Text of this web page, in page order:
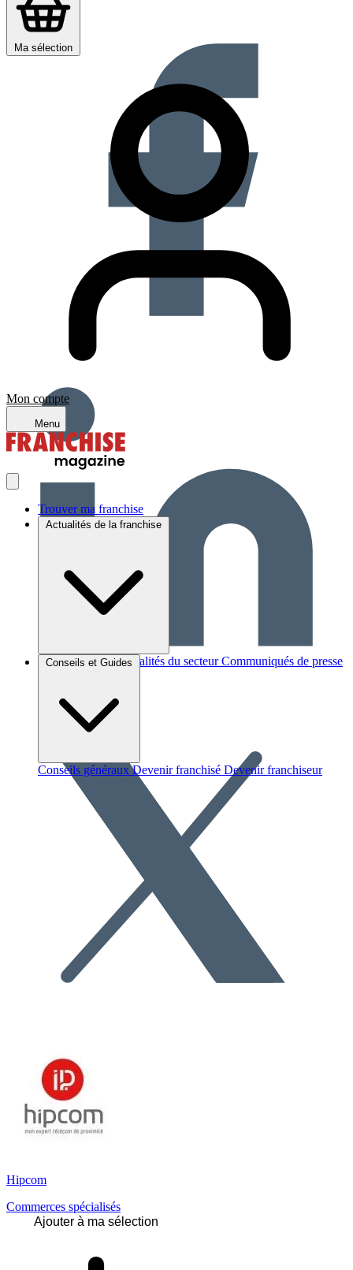
Ma sélection
Mon compte
Menu
Trouver ma franchise
Actualités de la franchise
Brèves et actus Actualités du secteur Communiqués de presse
Conseils et Guides
Conseils généraux Devenir franchisé Devenir franchiseur
Hipcom
Commerces spécialisés
Ajouter à ma sélection